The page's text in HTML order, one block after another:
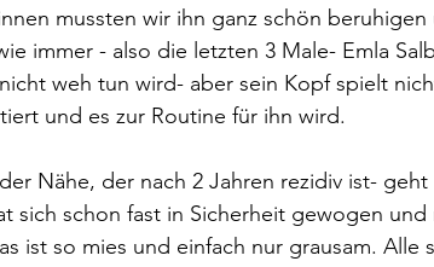
mussten wir ihn ganz schön
immer - also die letzten 3 Male- Emla
weh tun wird- aber sein Kopf spielt
und es zur Routine für ihn wird.
Nähe, der nach 2 Jahren rezidiv ist-
sich schon fast in Sicherheit gewogen
ist so mies und einfach nur grausam. Alle